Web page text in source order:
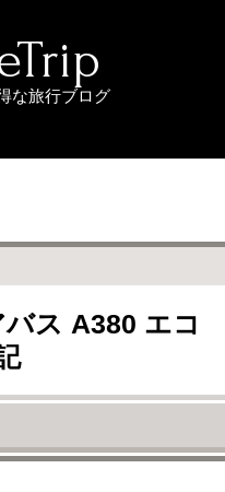
な旅行ブログ
ス A380 エコ